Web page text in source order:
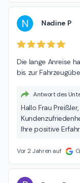
N Nadine P
Die lange Anreise
bis zur
Antwort des
Hallo Frau
Ihre positive
haben. Wir
Vor 2 Jahren auf